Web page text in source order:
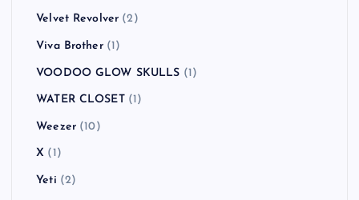
Velvet Revolver (2)
Viva Brother(1)
VOODOO GLOW SKULLS (1)
WATER CLOSET(1)
Weezer(10)
X (1)
Yeti (2)